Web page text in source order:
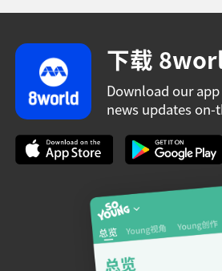
下载
Download our
news updates on-